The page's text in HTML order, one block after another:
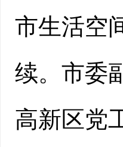
市生活空
续。市委
高新区党